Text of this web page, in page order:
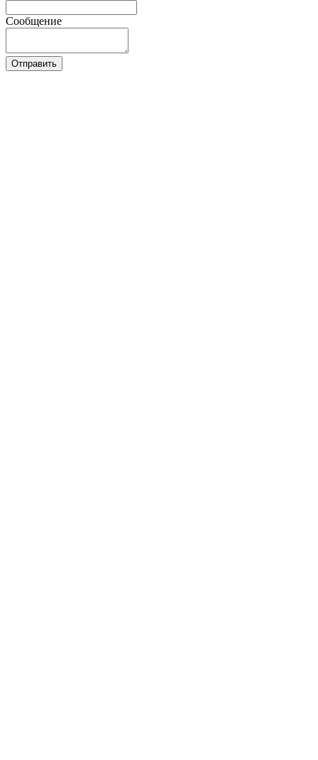
Сообщение
Отправить